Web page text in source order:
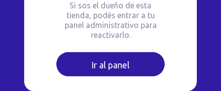
Si sos el dueño de esta
tienda, podés entrar a tu
panel administrativo para
reactivarlo.
Ir al panel